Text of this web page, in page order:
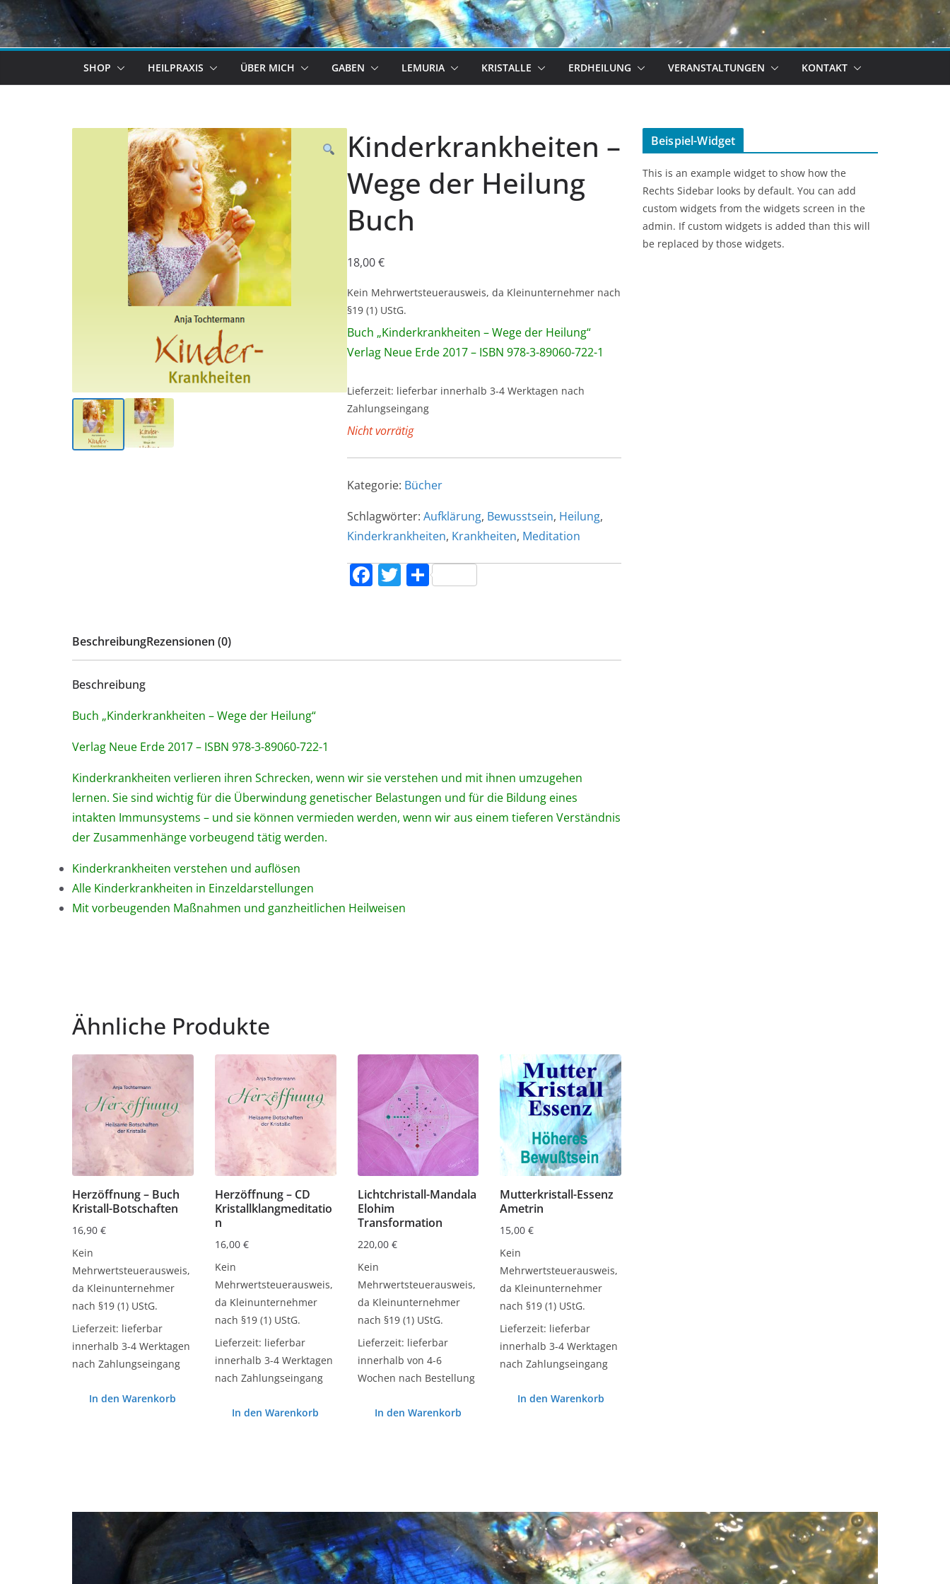
SHOP HEILPRAXIS ÜBER MICH GABEN LEMURIA KRISTALLE ERDHEILUNG VERANSTALTUNGEN KONTAKT
Kinderkrankheiten –
Wege der Heilung
Buch
18,00€
Kein Mehrwertsteuerausweis, da Kleinunternehmer nach
§19 (1) UStG.
Buch „Kinderkrankheiten – Wege der Heilung“
Verlag Neue Erde 2017 – ISBN 978-3-89060-722-1
Lieferzeit: lieferbar innerhalb 3-4 Werktagen nach
Zahlungseingang
Nicht vorrätig
Kategorie: Bücher
Schlagwörter: Aufklärung, Bewusstsein, Heilung,
Kinderkrankheiten, Krankheiten, Meditation
F
b
T T
BeschreibungRezensionen (0)
Beschreibung
Buch „Kinderkrankheiten – Wege der Heilung“
Verlag Neue Erde 2017 – ISBN 978-3-89060-722-1
Kinderkrankheiten verlieren ihren Schrecken, wenn wir sie verstehen und mit ihnen umzugehen
lernen. Sie sind wichtig für die Überwindung genetischer Belastungen und für die Bildung eines
intakten Immunsystems – und sie können vermieden werden, wenn wir aus einem tieferen Verständnis
der Zusammenhänge vorbeugend tätig werden.
Kinderkrankheiten verstehen und auflösen
Alle Kinderkrankheiten in Einzeldarstellungen
Mit vorbeugenden Maßnahmen und ganzheitlichen Heilweisen
Ähnliche Produkte
Herzöffnung – Buch
Kristall-Botschaften
16,90 €
Kein
Mehrwertsteuerausweis,
da Kleinunternehmer
nach §19 (1) UStG.
Lieferzeit: lieferbar
innerhalb 3-4 Werktagen
nach Zahlungseingang
In den Warenkorb
Herzöffnung – CD
Kristallklangmeditatio
n
16,00 €
Kein
Mehrwertsteuerausweis,
da Kleinunternehmer
nach §19 (1) UStG.
Lieferzeit: lieferbar
innerhalb 3-4 Werktagen
nach Zahlungseingang
In den Warenkorb
Lichtchristall-Mandala
Elohim
Transformation
220,00 €
Kein
Mehrwertsteuerausweis,
da Kleinunternehmer
nach §19 (1) UStG.
Lieferzeit: lieferbar
innerhalb von 4-6
Wochen nach Bestellung
In den Warenkorb
Mutterkristall-Essenz
Ametrin
15,00€
Kein
Mehrwertsteuerausweis,
da Kleinunternehmer
nach §19 (1) UStG.
Lieferzeit: lieferbar
innerhalb 3-4 Werktagen
nach Zahlungseingang
In den Warenkorb
Beispiel-Widget
This is an example widget to show how the
Rechts Sidebar looks by default. You can add
custom widgets from the widgets screen in the
admin. If custom widgets is added than this will
be replaced by those widgets.